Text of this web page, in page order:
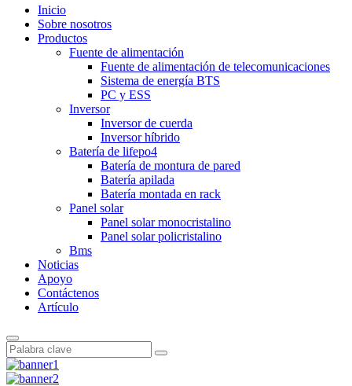
Inicio
Sobre nosotros
Productos
Fuente de alimentación
Fuente de alimentación de telecomunicaciones
Sistema de energía BTS
PC y ESS
Inversor
Inversor de cuerda
Inversor híbrido
Batería de lifepo4
Batería de montura de pared
Batería apilada
Batería montada en rack
Panel solar
Panel solar monocristalino
Panel solar policristalino
Bms
Noticias
Apoyo
Contáctenos
Artículo